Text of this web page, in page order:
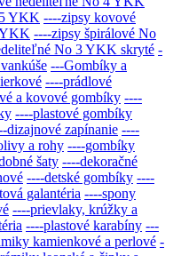
YKK ----zipsy kovové
YKK ----zipsy špirálové No
No 3 YKK skryté -
---Gombíky a
----prádlové
a kovové gombíky ----
----plastové gombíky
dizajnové zapínanie ----
a rohy ----gombíky
šaty ----dekoračné
----detské gombíky ----
galantéria ----spony
----prievlaky, krúžky a
----plastové karabíny ---
kamienkové a perlové -